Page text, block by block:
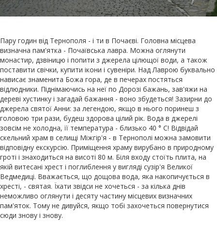
Пару годин від Тернополя - і ти в Почаєві. Головна місцева
визначна пам'ятка - Почаївська лавра. Можна оглянути
монастир, дзвіницю і попити з джерела цілющої води, а також
поставити свічки, купити ікони і сувеніри. Над Лаврою буквально
нависає знаменита Божа гора, де в печерах постяться
відлюдники. Піднімаючись на неї по Дорозі бажань, зав'яжи на
дереві хустинку і загадай бажання - воно збудеться! Зазирни до
джерела святої Анни: за легендою, якщо в нього поринеш з
головою три рази, будеш здорова цілий рік. Вода в джерелі
зовсім не холодна, її температура - близько 40 ° С! Відвідай
скельний храм в селищі Міжгір'я - в Тернополі можна замовити
відповідну екскурсію. Приміщення храму вирубано в природному
гроті і знаходиться на висоті 80 м. Біля входу стоїть плита, на
якій витесані хрест і поглиблення у вигляді сузір'я Великої
Ведмедиці. Вважається, що дощова вода, яка накопичується в
хресті, - святая. Їхати звідси не хочеться - за кілька днів
неможливо оглянути і десяту частину місцевих визначних
пам'яток. Тому не дивуйся, якщо тобі захочеться повернутися
сюди знову і знову.